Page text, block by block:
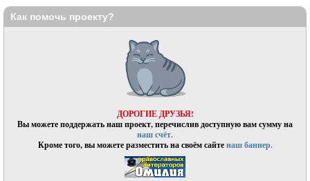
Как помочь проекту?
ДОРОГИЕ ДРУЗЬЯ!
Вы можете поддержать наш проект, перечислив доступную вам сумму на
наш счёт.
Кроме того, вы можете разместить на своём сайтенаш баннер.